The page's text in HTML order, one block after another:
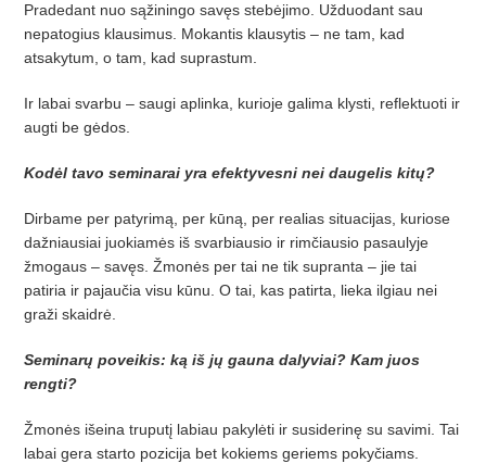
Pradedant nuo sąžiningo savęs stebėjimo. Užduodant sau
nepatogius klausimus. Mokantis klausytis – ne tam, kad
atsakytum, o tam, kad suprastum.
Ir labai svarbu – saugi aplinka, kurioje galima klysti, reflektuoti ir
augti be gėdos.
Kodėl tavo seminarai yra efektyvesni nei daugelis kitų?
Dirbame per patyrimą, per kūną, per realias situacijas, kuriose
dažniausiai juokiamės iš svarbiausio ir rimčiausio pasaulyje
žmogaus – savęs. Žmonės per tai ne tik supranta – jie tai
patiria ir pajaučia visu kūnu. O tai, kas patirta, lieka ilgiau nei
graži skaidrė.
Seminarų poveikis: ką iš jų gauna dalyviai? Kam juos
rengti?
Žmonės išeina truputį labiau pakylėti ir susiderinę su savimi. Tai
labai gera starto pozicija bet kokiems geriems pokyčiams.